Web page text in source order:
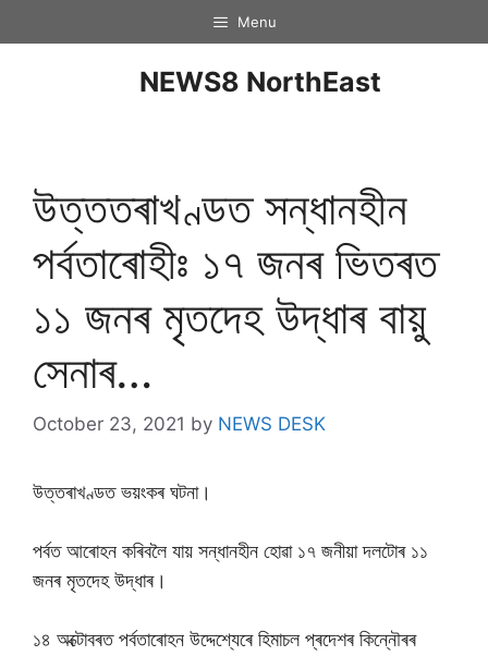
Menu
NEWS8 NorthEast
উত্ততৰাখণ্ডত সন্ধানহীন
পৰ্বতাৰোহীঃ ১৭ জনৰ ভিতৰত
১১ জনৰ মৃতদেহ উদ্ধাৰ বায়ু
সেনাৰ…
October 23, 2021 by NEWS DESK
উত্তৰাখণ্ডত ভয়ংকৰ ঘটনা।
পৰ্বত আৰোহন কৰিবলৈ যায় সন্ধানহীন হোৱা ১৭ জনীয়া দলটোৰ ১১
জনৰ মৃতদেহ উদ্ধাৰ।
১৪ অক্টোবৰত পৰ্বতাৰোহন উদ্দেশ্যেৰে হিমাচল প্ৰদেশৰ কিন্নৌৰৰ